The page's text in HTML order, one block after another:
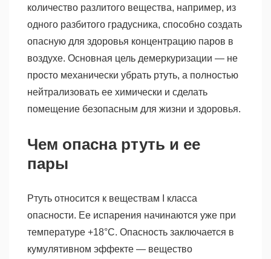
количество разлитого вещества, например, из
одного разбитого градусника, способно создать
опасную для здоровья концентрацию паров в
воздухе. Основная цель демеркуризации — не
просто механически убрать ртуть, а полностью
нейтрализовать ее химически и сделать
помещение безопасным для жизни и здоровья.
Чем опасна ртуть и ее
пары
Ртуть относится к веществам I класса
опасности. Ее испарения начинаются уже при
температуре +18°C. Опасность заключается в
кумулятивном эффекте — вещество